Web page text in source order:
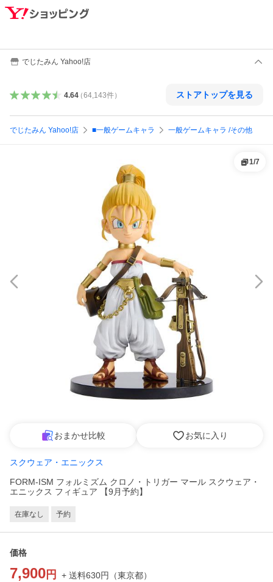
でじたみん Yahoo!店
4.64（64,143件） ストアトップを見る
でじたみん Yahoo!店 ■一般ゲームキャラ 一般ゲームキャラ /その他
1/7
おまかせ比較 お気に入り
スクウェア・エニックス
FORM-ISM フォルミズム クロノ・トリガー マール スクウェア・
エニックス フィギュア 【9月予約】
在庫なし 予約
価格
7,900 円 + 送料630円 （東京都）